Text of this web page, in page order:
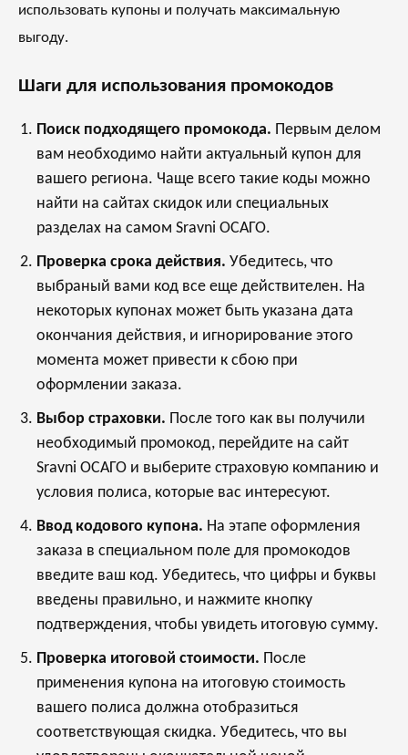
использовать купоны и получать максимальную
выгоду.
Шаги для использования промокодов
Поиск подходящего промокода. Первым делом
вам необходимо найти актуальный купон для
вашего региона. Чаще всего такие коды можно
найти на сайтах скидок или специальных
разделах на самом Sravni ОСАГО.
Проверка срока действия. Убедитесь, что
выбраный вами код все еще действителен. На
некоторых купонах может быть указана дата
окончания действия, и игнорирование этого
момента может привести к сбою при
оформлении заказа.
Выбор страховки. После того как вы получили
необходимый промокод, перейдите на сайт
Sravni ОСАГО и выберите страховую компанию и
условия полиса, которые вас интересуют.
Ввод кодового купона. На этапе оформления
заказа в специальном поле для промокодов
введите ваш код. Убедитесь, что цифры и буквы
введены правильно, и нажмите кнопку
подтверждения, чтобы увидеть итоговую сумму.
Проверка итоговой стоимости. После
применения купона на итоговую стоимость
вашего полиса должна отобразиться
соответствующая скидка. Убедитесь, что вы